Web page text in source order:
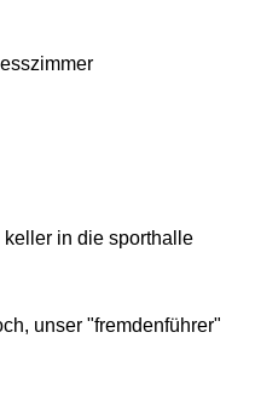
in die sporthalle
unser "fremdenführer"